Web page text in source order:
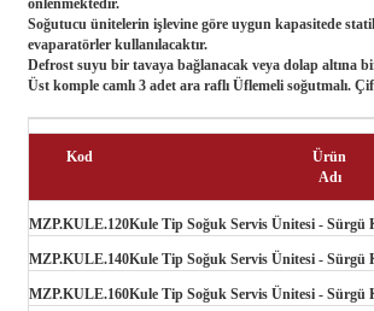
önlenmektedir.
Soğutucu ünitelerin işlevine göre uygun kapasitede
evaparatörler kullanılacaktır.
Defrost suyu bir tavaya bağlanacak veya dolap altına
Üst komple camlı 3 adet ara raflı Üflemeli soğutmalı.
Kod
Ürün
Adı
MZP.KULE.120Kule Tip Soğuk Servis Ünitesi - Sürgü
MZP.KULE.140Kule Tip Soğuk Servis Ünitesi - Sürgü
MZP.KULE.160Kule Tip Soğuk Servis Ünitesi - Sürgü